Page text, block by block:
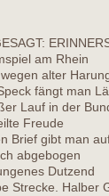
am Rhein
alter
fängt man
Lauf in der
Freude
Brief gibt man
abgebogen
Dutzend
Strecke. Halber